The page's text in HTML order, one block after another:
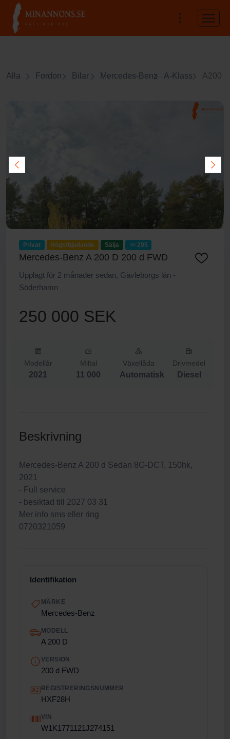
Alla Fordon Bilar Mercedes-Benz A-Klass A200 d
Privat Högstbjudande Sälja 295
Mercedes-Benz A 200 D 200 d FWD
Upplagt för 2 månader sedan, Gävleborgs län -
Söderhamn
250 000 SEK
Modellår
2021
Miltal
11 000
Växellåda
Automatisk
Drivmedel
Diesel
Beskrivning
Mercedes-Benz A 200 d Sedan 8G-DCT, 150hk,
2021
- Full service
- besiktad till 2027 03 31
Mer info sms eller ring
0720321059
Identifikation
MÄRKE
Mercedes-Benz
MODELL
A 200 D
VERSION
200 d FWD
REGISTRERINGSNUMMER
HXF28H
VIN
W1K1771121J274151